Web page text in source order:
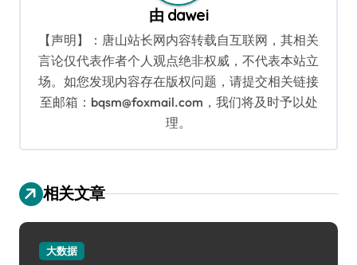
由 dawei
【声明】：唐山站长网内容转载自互联网，其相关
言论仅代表作者个人观点绝非权威，不代表本站立
场。如您发现内容存在版权问题，请提交相关链接
至邮箱：bqsm@foxmail.com，我们将及时予以处
理。
相关文章
大数据